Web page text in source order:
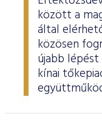
között a
által
közösen
újabb
kínai